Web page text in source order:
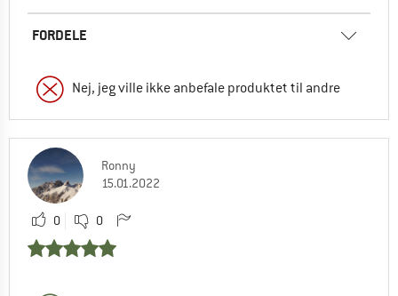
FORDELE
Nej, jeg ville ikke anbefale produktet til andre
Ronny
15.01.2022
0 0